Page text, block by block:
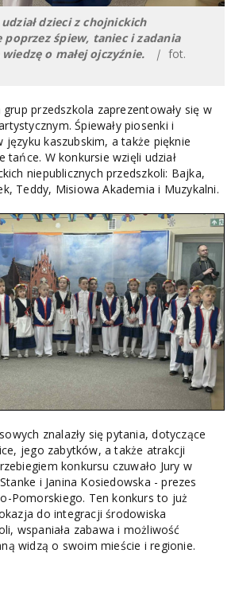
dzieci z chojnickich
śpiew, taniec i zadania
o małej ojczyźnie. | fot.
przedszkola zaprezentowały się w
Śpiewały piosenki i
języku kaszubskim, a także pięknie
tańce. W konkursie wzięli udział
niepublicznych przedszkoli: Bajka,
Teddy, Misiowa Akademia i Muzykalni.
znalazły się pytania, dotyczące
jego zabytków, a także atrakcji
konkursu czuwało Jury w
i Janina Kosiedowska - prezes
Pomorskiego. Ten konkurs to już
do integracji środowiska
wspaniała zabawa i możliwość
widzą o swoim mieście i regionie.